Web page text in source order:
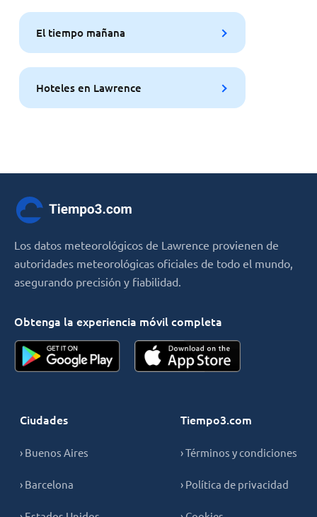
El tiempo mañana
Hoteles en Lawrence
Los datos meteorológicos de Lawrence provienen de
autoridades meteorológicas oficiales de todo el mundo,
asegurando precisión y fiabilidad.
Obtenga la experiencia móvil completa
Ciudades
› Buenos Aires
› Barcelona
Tiempo3.com
› Términos y condiciones
› Política de privacidad